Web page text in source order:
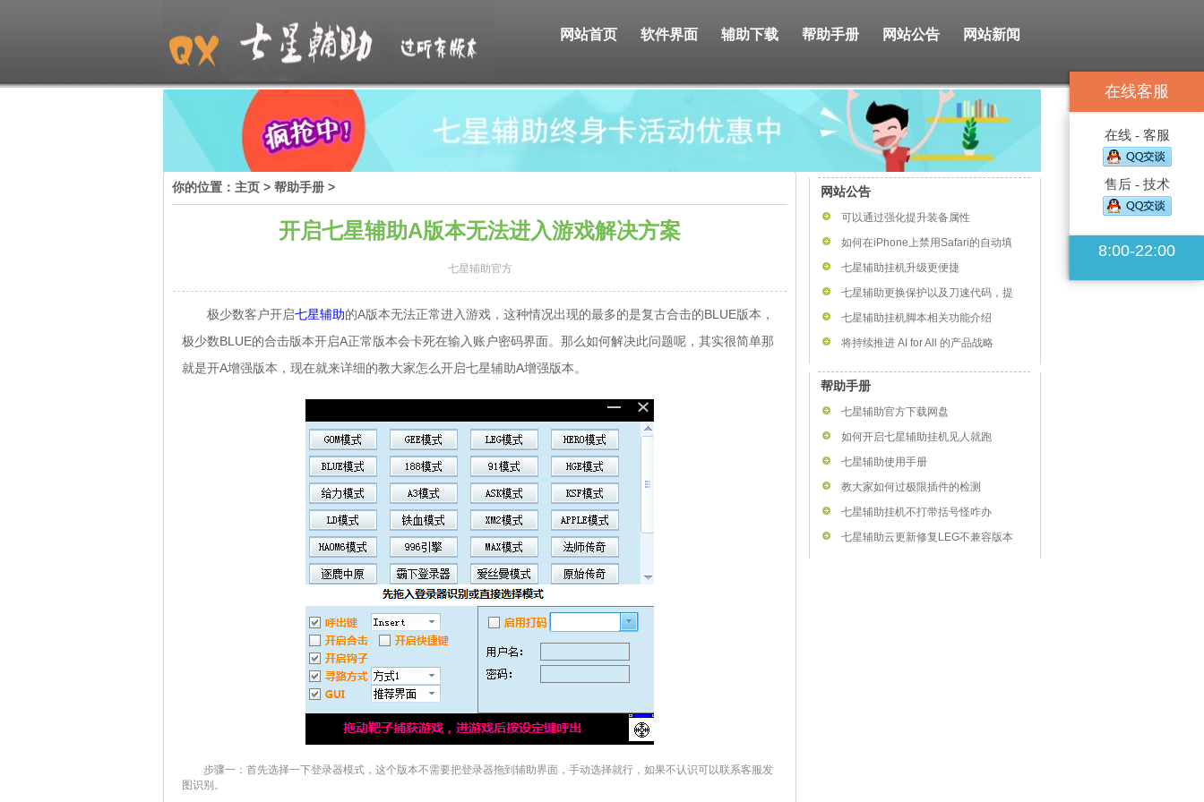
网站首页 软件界面 辅助下载 帮助手册 网站公告 网站新闻
你的位置： 主页 > 帮助手册 >
开启七星辅助A版本无法进入游戏解决方案
七星辅助官方
极少数客户开启七星辅助的A版本无法正常进入游戏，这种情况出现的最多的是复古合击的BLUE版本，
极少数BLUE的合击版本开启A正常版本会卡死在输入账户密码界面。那么如何解决此问题呢，其实很简单那
就是开A增强版本，现在就来详细的教大家怎么开启七星辅助A增强版本。
步骤一：首先选择一下登录器模式，这个版本不需要把登录器拖到辅助界面，手动选择就行，如果不认识可以联系客服发
图识别。
网站公告
可以通过强化提升装备属性
如何在iPhone上禁用Safari的自动填
七星辅助挂机升级更便捷
七星辅助更换保护以及刀速代码，提
七星辅助挂机脚本相关功能介绍
将持续推进 AI for All 的产品战略
帮助手册
七星辅助官方下载网盘
如何开启七星辅助挂机见人就跑
七星辅助使用手册
教大家如何过极限插件的检测
七星辅助挂机不打带括号怪咋办
七星辅助云更新修复LEG不兼容版本
在线客服
在线 - 客服
售后 - 技术
8:00-22:00